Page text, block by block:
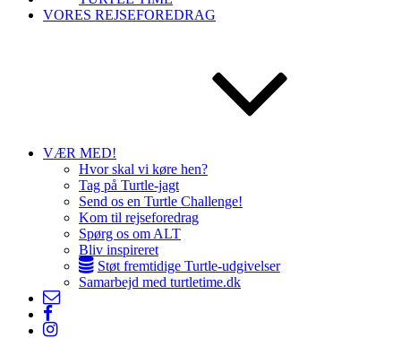
VORES REJSEFOREDRAG
VÆR MED!
Hvor skal vi køre hen?
Tag på Turtle-jagt
Send os en Turtle Challenge!
Kom til rejseforedrag
Spørg os om ALT
Bliv inspireret
Støt fremtidige Turtle-udgivelser
Samarbejd med turtletime.dk
Instagram